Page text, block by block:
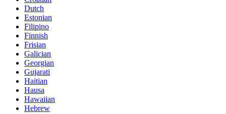
Dutch
Estonian
Filipino
Finnish
Frisian
Galician
Georgian
Gujarati
Haitian
Hausa
Hawaiian
Hebrew